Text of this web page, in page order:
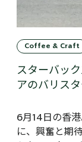
Coffee & Craft
スターバッ
アのバリス
6月14日の香
に、興奮と期